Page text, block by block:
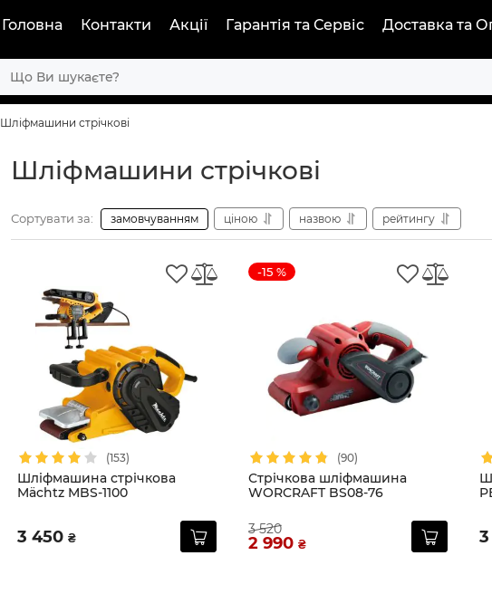
Головна Контакти Акції Гарантія та Сервіс Доставка та
Шліфмашини стрічкові
Шліфмашини стрічкові
Сортувати за: замовчуванням ціною назвою рейтингу
(153)
Шліфмашина стрічкова
Mächtz MBS-1100
3 450 ₴
-15 %
(90)
Стрічкова шліфмашина
WORCRAFT BS08-76
3 520
2 990 ₴